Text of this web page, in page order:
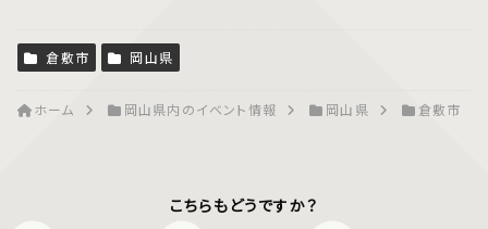
倉敷市 岡山県
ホーム 岡山県内のイベント情報 岡山県 倉敷市
こちらもどうですか？